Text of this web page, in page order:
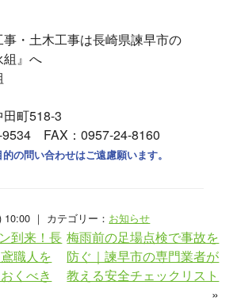
・土木工事は長崎県諫早市の
組』へ
町518-3
9534 FAX：0957-24-8160
の問い合わせはご遠慮願います。
｜ カテゴリー： お知らせ
到来！長
職人を
くべき
梅雨前の足場点検で事故を
防ぐ｜諫早市の専門業者が
教える安全チェックリスト
»